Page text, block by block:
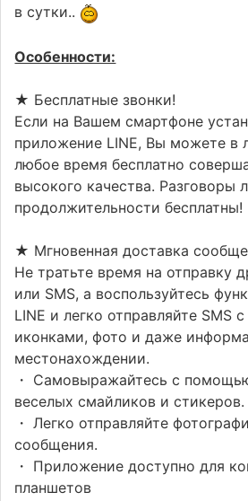
в сутки..
Особенности:
★ Бесплатные звонки!
Если на Вашем смартфоне
приложение LINE, Вы можете в
любое время бесплатно
высокого качества. Разговоры
продолжительности бесплатны!
★ Мгновенная доставка
Не тратьте время на отправку
или SMS, а воспользуйтесь
LINE и легко отправляйте SMS
иконками, фото и даже
местонахождении.
・ Самовыражайтесь с
веселых смайликов и стикеров.
・ Легко отправляйте
сообщения.
・ Приложение доступно для
планшетов